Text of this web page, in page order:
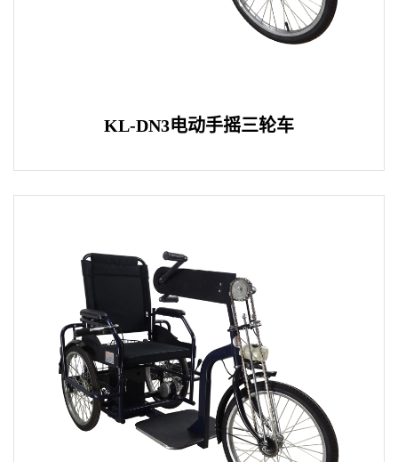
KL-DN3电动手摇三轮车